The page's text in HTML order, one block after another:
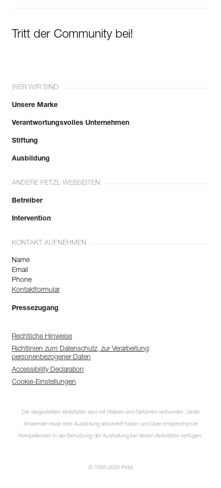
Tritt der Community bei!
WER WIR SIND
Unsere Marke
Verantwortungsvolles Unternehmen
Stiftung
Ausbildung
ANDERE PETZL WEBSEITEN
Betreiber
Intervention
KONTAKT AUFNEHMEN
Name
Email
Phone
Kontaktformular
Pressezugang
Rechtliche Hinweise
Richtlinien zum Datenschutz, zur Verarbeitung
personenbezogener Daten
Accessibility Declaration
Cookie-Einstellungen
Die dargestellten Aktivitäten sind mit Risiken und Gefahren verbunden. Jeder
Anwender muss eine Ausbildung absolviert haben und über entsprechende
Kompetenzen in der Benutzung der Ausrüstung bei diesen Aktivitäten verfügen.
© 1995-2026 Petzl